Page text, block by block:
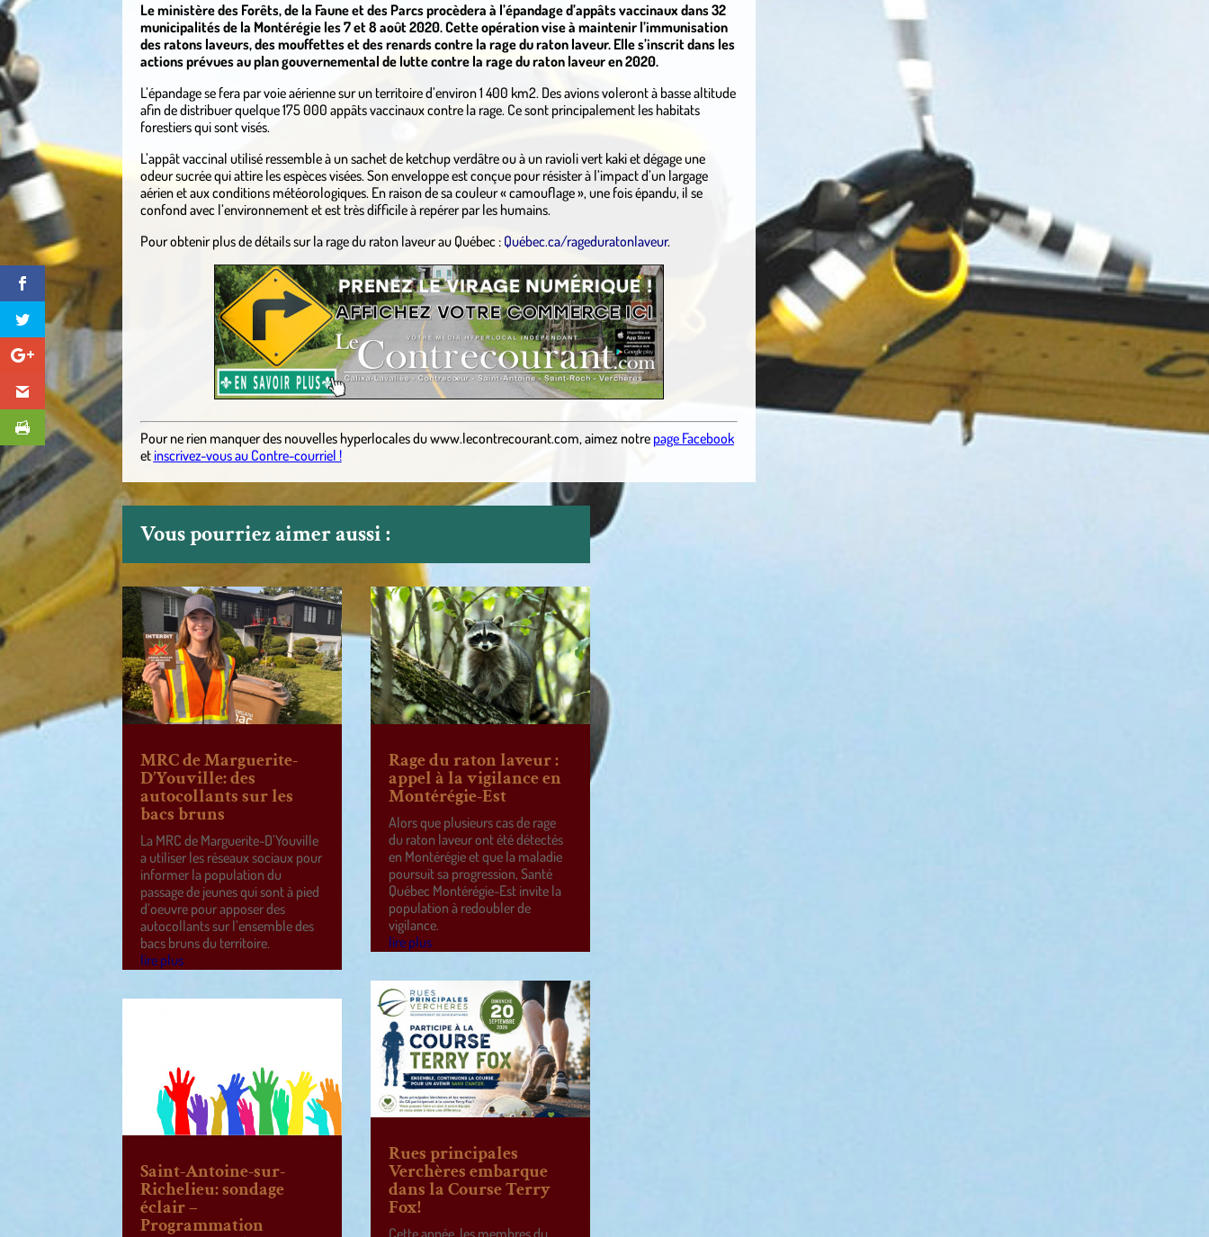
Le ministère des Forêts, de la Faune et des Parcs procèdera à l’épandage d’appâts vaccinaux dans 32
municipalités de la Montérégie les 7 et 8 août 2020. Cette opération vise à maintenir l’immunisation
des ratons laveurs, des mouffettes et des renards contre la rage du raton laveur. Elle s’inscrit dans les
actions prévues au plan gouvernemental de lutte contre la rage du raton laveur en 2020.
L’épandage se fera par voie aérienne sur un territoire d’environ 1 400 km2. Des avions voleront à basse altitude
afin de distribuer quelque 175 000 appâts vaccinaux contre la rage. Ce sont principalement les habitats
forestiers qui sont visés.
L’appât vaccinal utilisé ressemble à un sachet de ketchup verdâtre ou à un ravioli vert kaki et dégage une
odeur sucrée qui attire les espèces visées. Son enveloppe est conçue pour résister à l’impact d’un largage
aérien et aux conditions météorologiques. En raison de sa couleur « camouflage », une fois épandu, il se
confond avec l’environnement et est très difficile à repérer par les humains.
Pour obtenir plus de détails sur la rage du raton laveur au Québec : Québec.ca/rageduratonlaveur.
Pour ne rien manquer des nouvelles hyperlocalesduwww.lecontrecourant.com,aimez notre page Facebook
etinscrivez-vous au Contre-courriel !
Vous pourriez aimer aussi :
MRC de Marguerite-
D’Youville: des
autocollants sur les
bacs bruns
La MRC de Marguerite-D’Youville
a utiliser les réseaux sociaux pour
informer la population du
passage de jeunes qui sont à pied
d’oeuvre pour apposer des
autocollants sur l’ensemble des
bacs bruns du territoire.
lire plus
Saint-Antoine-sur-
Richelieu: sondage
éclair –
Programmation
Rage du raton laveur :
appel à la vigilance en
Montérégie-Est
Alors que plusieurs cas de rage
du raton laveur ont été détectés
en Montérégie et que la maladie
poursuit sa progression, Santé
Québec Montérégie-Est invite la
population à redoubler de
vigilance.
lire plus
Rues principales
Verchères embarque
dans la Course Terry
Fox!